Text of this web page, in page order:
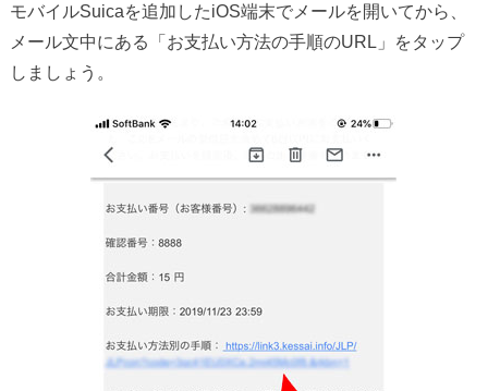
モバイルSuicaを追加したiOS端末でメールを開いてから、
メール文中にある「お支払い方法の手順のURL」をタップ
しましょう。